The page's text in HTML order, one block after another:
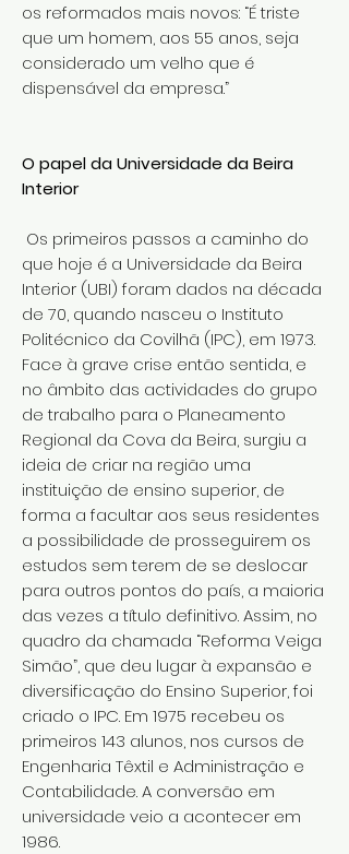
os reformados mais novos: “É triste
que um homem, aos 55 anos, seja
considerado um velho que é
dispensável da empresa.”
O papel da Universidade da Beira
Interior
Os primeiros passos a caminho do
que hoje é a Universidade da Beira
Interior (UBI) foram dados na década
de 70, quando nasceu o Instituto
Politécnico da Covilhã (IPC), em 1973.
Face à grave crise então sentida, e
no âmbito das actividades do grupo
de trabalho para o Planeamento
Regional da Cova da Beira, surgiu a
ideia de criar na região uma
instituição de ensino superior, de
forma a facultar aos seus residentes
a possibilidade de prosseguirem os
estudos sem terem de se deslocar
para outros pontos do país, a maioria
das vezes a título definitivo. Assim, no
quadro da chamada “Reforma Veiga
Simão”, que deu lugar à expansão e
diversificação do Ensino Superior, foi
criado o IPC. Em 1975 recebeu os
primeiros 143 alunos, nos cursos de
Engenharia Têxtil e Administração e
Contabilidade. A conversão em
universidade veio a acontecer em
1986.